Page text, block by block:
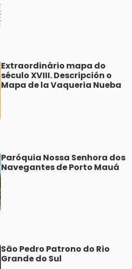
Extraordinário mapa do
século XVIII. Descripción o
Mapa de la Vaqueria Nueba
Paróquia Nossa Senhora dos
Navegantes de Porto Mauá
São Pedro Patrono do Rio
Grande do Sul